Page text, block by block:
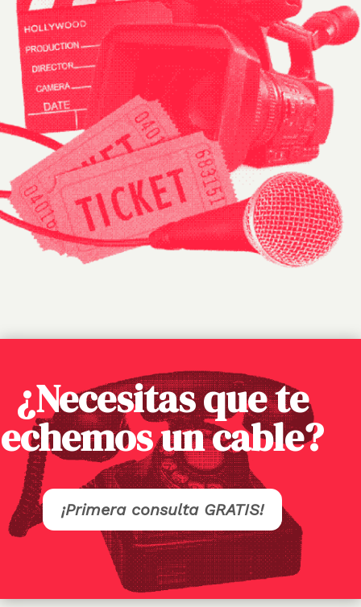
¿Necesitas que te
echemos un cable?
¡Primera consulta GRATIS!